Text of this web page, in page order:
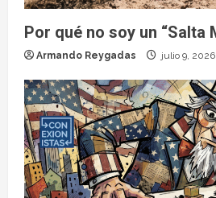
Por qué no soy un “Salta
Armando Reygadas julio 9, 2026